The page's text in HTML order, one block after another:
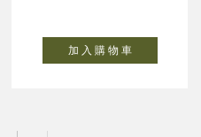
加 入 購 物 車